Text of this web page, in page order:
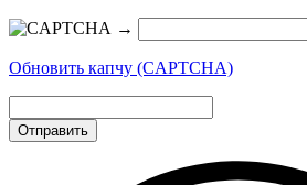
→
Обновить капчу (CAPTCHA)
Отправить